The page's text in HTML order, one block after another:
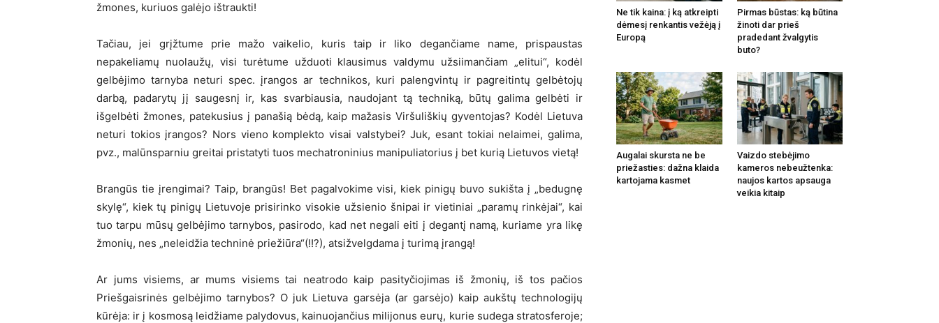
žmones, kuriuos galėjo ištraukti!
Tačiau, jei grįžtume prie mažo vaikelio, kuris taip ir liko degančiame name, prispaustas
nepakeliamų nuolaužų, visi turėtume užduoti klausimus valdymu užsiimančiam „elitui“, kodėl
gelbėjimo tarnyba neturi spec. įrangos ar technikos, kuri palengvintų ir pagreitintų gelbėtojų
darbą, padarytų jį saugesnį ir, kas svarbiausia, naudojant tą techniką, būtų galima gelbėti ir
išgelbėti žmones, patekusius į panašią bėdą, kaip mažasis Viršuliškių gyventojas? Kodėl Lietuva
neturi tokios įrangos? Nors vieno komplekto visai valstybei? Juk, esant tokiai nelaimei, galima,
pvz., malūnsparniu greitai pristatyti tuos mechatroninius manipuliatorius į bet kurią Lietuvos vietą!
Brangūs tie įrengimai? Taip, brangūs! Bet pagalvokime visi, kiek pinigų buvo sukišta į „bedugnę
skylę“, kiek tų pinigų Lietuvoje prisirinko visokie užsienio šnipai ir vietiniai „paramų rinkėjai“, kai
tuo tarpu mūsų gelbėjimo tarnybos, pasirodo, kad net negali eiti į degantį namą, kuriame yra likę
žmonių, nes „neleidžia techninė priežiūra“(!!?), atsižvelgdama į turimą įrangą!
Ar jums visiems, ar mums visiems tai neatrodo kaip pasityčiojimas iš žmonių, iš tos pačios
Priešgaisrinės gelbėjimo tarnybos? O juk Lietuva garsėja (ar garsėjo) kaip aukštų technologijų
kūrėja: ir į kosmosą leidžiame palydovus, kainuojančius milijonus eurų, kurie sudega stratosferoje;
Ne tik kaina: į ką atkreipti
dėmesį renkantis vežėją į
Europą
Pirmas būstas: ką būtina
žinoti dar prieš
pradedant žvalgytis
buto?
Augalai skursta ne be
priežasties: dažna klaida
kartojama kasmet
Vaizdo stebėjimo
kameros nebeužtenka:
naujos kartos apsauga
veikia kitaip